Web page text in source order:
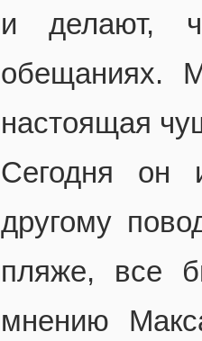
и делают,
обещаниях.
настоящая
Сегодня он
другому
пляже, все
мнению